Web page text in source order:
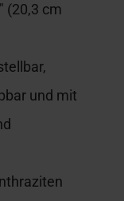
(20,3 cm
und mit